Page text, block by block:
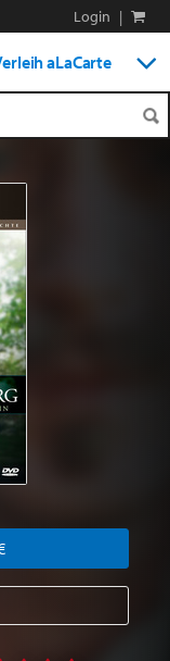
Login |
aLaCarte